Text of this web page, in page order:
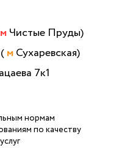
мЧистые Пруды)
мСухаревская)
7к1
нормам
по качеству